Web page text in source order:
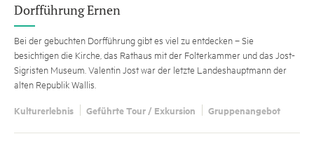
Dorfführung Ernen
Bei der gebuchten Dorfführung gibt es viel zu entdecken – Sie
besichtigen die Kirche, das Rathaus mit der Folterkammer und das Jost-
Sigristen Museum. Valentin Jost war der letzte Landeshauptmann der
alten Republik Wallis.
Kulturerlebnis Geführte Tour / Exkursion Gruppenangebot